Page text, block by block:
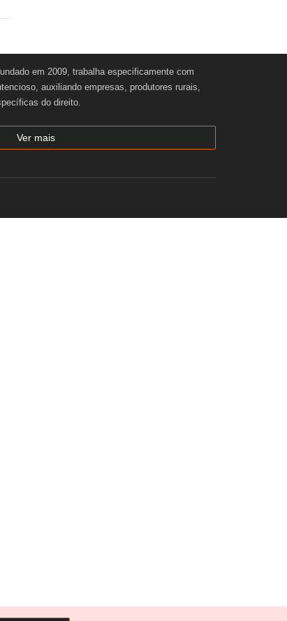
em 2009, trabalha especificamente com
auxiliando empresas, produtores rurais,
do direito.
Ver mais